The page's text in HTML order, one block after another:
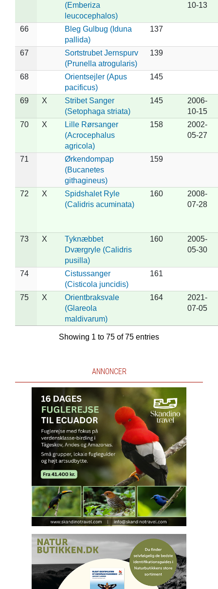
(Emberiza
leucocephalos)
10-13
66
Bleg Gulbug (Iduna
pallida)
137
67
Sortstrubet Jernspurv
(Prunella atrogularis)
139
68
Orientsejler (Apus
pacificus)
145
69 X
Stribet Sanger
(Setophaga striata)
145
2006-
10-15
70
X
Lille Rørsanger
(Acrocephalus
agricola)
158
2002-
05-27
71
Ørkendompap
(Bucanetes
githagineus)
159
72 X
Spidshalet Ryle
(Calidris acuminata)
160
2008-
07-28
73 X
Tyknæbbet
Dværgryle (Calidris
pusilla)
160
2005-
05-30
74
Cistussanger
(Cisticola juncidis)
161
75 X
Orientbraksvale
(Glareola
maldivarum)
164
2021-
07-05
Showing 1 to 75 of 75 entries
ANNONCER